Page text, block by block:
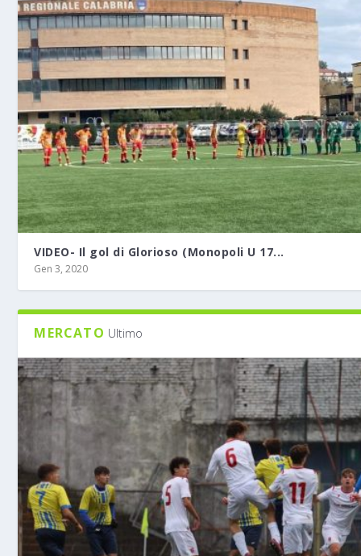
VIDEO- Il gol di Glorioso (Monopoli U 17...
Gen 3, 2020
MERCATO Ultimo